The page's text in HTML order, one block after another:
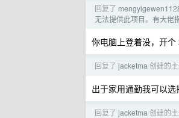
回复了
无法提供此项目。有大佬
你电脑上登着没，开
回复了 jacketma 创建的
出于家用通勤我可以选
回复了 jacketma 创建的